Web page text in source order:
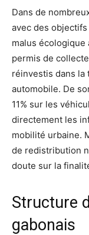
Dans de
avec des
malus écologique
permis de
réinvestis dans
automobile. De
11% sur les
directement les
mobilité urbaine.
de redistribution
doute sur la
Structure
gabonais